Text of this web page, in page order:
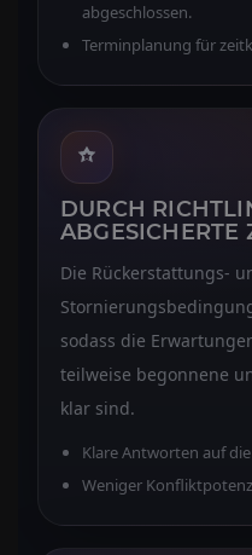
abgeschlossen.
Terminplanung für
DURCH
ABGESICHERTE
Die Rückerstattungs-
sodass die
teilweise begonnene
klar sind.
Klare Antworten auf
Weniger